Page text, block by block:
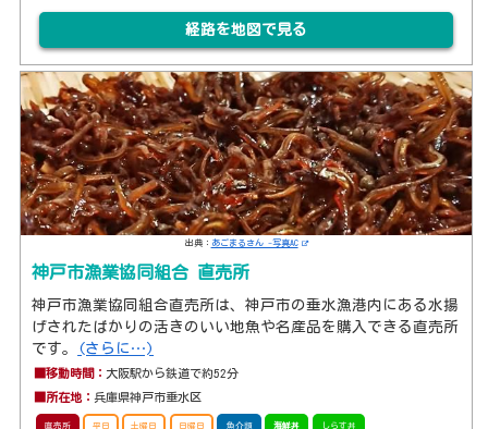
経路を地図で見る
出典： あごまるさん -写真AC
神戸市漁業協同組合 直売所
神戸市漁業協同組合直売所は、神戸市の垂水漁港内にある水揚
げされたばかりの活きのいい地魚や名産品を購入できる直売所
です。
(さらに…)
■移動時間： 大阪駅から鉄道で約52分
■所在地：兵庫県神戸市垂水区
直売所 平日 土曜日 日曜日 魚介類 海鮮丼 しらす丼